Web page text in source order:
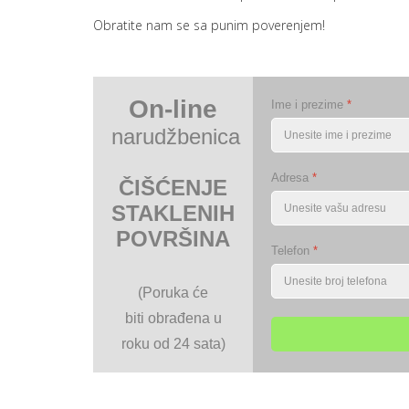
Obratite nam se sa punim poverenjem!
On-line
narudžbenica
ČIŠĆENJE
STAKLENIH
POVRŠINA
(Poruka će
biti obrađena u
roku od 24 sata)
Ime i prezime *
Adresa *
Telefon *